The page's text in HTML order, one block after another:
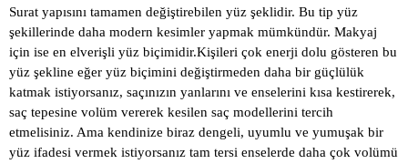
Surat yapısını tamamen değiştirebilen yüz şeklidir. Bu tip yüz
şekillerinde daha modern kesimler yapmak mümkündür. Makyaj
için ise en elverişli yüz biçimidir.Kişileri çok enerji dolu gösteren bu
yüz şekline eğer yüz biçimini değiştirmeden daha bir güçlülük
katmak istiyorsanız, saçınızın yanlarını ve enselerini kısa kestirerek,
saç tepesine volüm vererek kesilen saç modellerini tercih
etmelisiniz. Ama kendinize biraz dengeli, uyumlu ve yumuşak bir
yüz ifadesi vermek istiyorsanız tam tersi enselerde daha çok volümü